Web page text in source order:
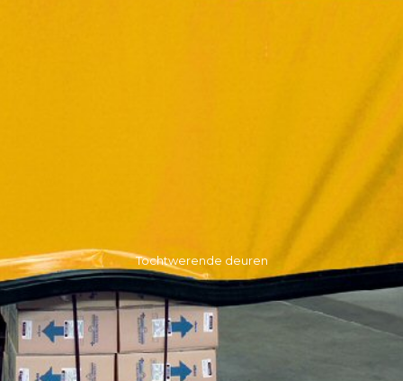
Tochtwerende deuren